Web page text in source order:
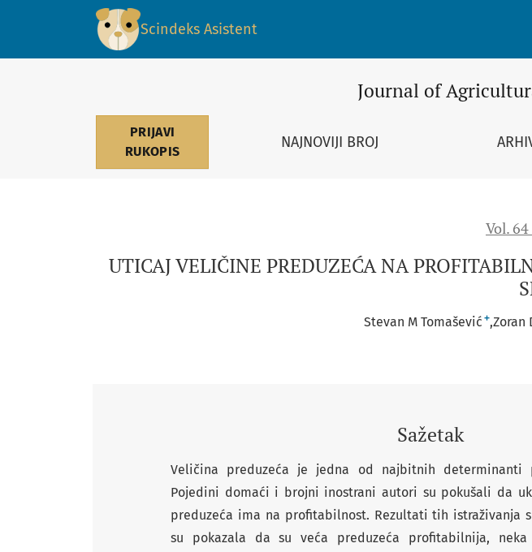
UTICAJ VELIČINE PREDUZEĆA NA PROFITABILNOST POLJOPRIVREDNIH
Scindeks Asistent
Journal of
PRIJAVI
RUKOPIS
NAJNOVIJI BROJ
Vol.
UTICAJ VELIČINE PREDUZEĆA NA
Stevan M Tomašević + Zoran
Sažetak
Veličina preduzeća je jedna od najbitnih determinanti
Pojedini domaći i brojni inostrani autori su pokušali da
preduzeća ima na profitabilnost. Rezultati tih istraživanja
su pokazala da su veća preduzeća profitabilnija,